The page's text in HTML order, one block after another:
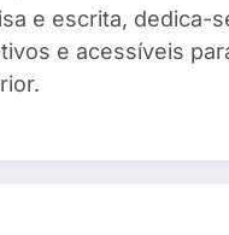
e escrita, dedica-
e acessíveis